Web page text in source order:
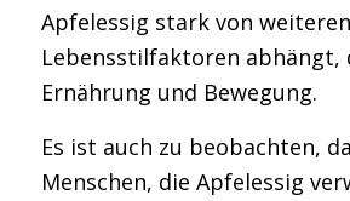
Apfelessig stark von weiteren
Lebensstilfaktoren abhängt,
Ernährung und Bewegung.
Es ist auch zu beobachten,
Menschen, die Apfelessig